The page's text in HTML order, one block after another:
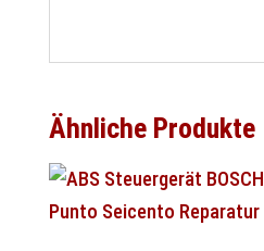
Ähnliche Produkte